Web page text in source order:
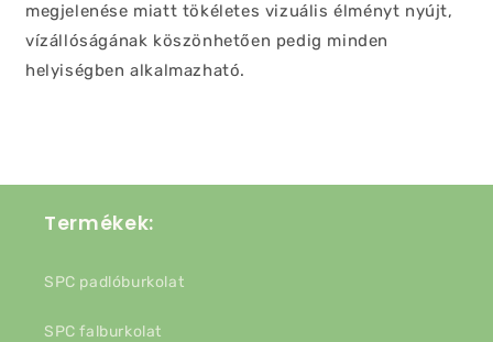
megjelenése miatt tökéletes vizuális élményt nyújt,
vízállóságának köszönhetően pedig minden
helyiségben alkalmazható.
Termékek:
SPC padlóburkolat
SPC falburkolat